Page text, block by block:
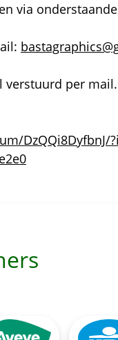
via
verstuurd per mail.
DzQQi8DyfbnJ/